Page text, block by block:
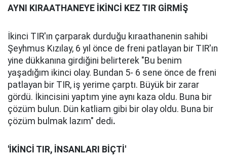
AYNI KIRAATHANEYE İKİNCİ KEZ TIR GİRMİŞ
İkinci TIR'ın çarparak durduğu kıraathanenin sahibi
Şeyhmus Kızılay, 6 yıl önce de freni patlayan bir TIR'ın
yine dükkanına girdiğini belirterek "Bu benim
yaşadığım ikinci olay. Bundan 5- 6 sene önce de freni
patlayan bir TIR, iş yerime çarptı. Büyük bir zarar
gördü. İkincisini yaptım yine aynı kaza oldu. Buna bir
çözüm bulun. Dün katliam gibi bir olay oldu. Buna bir
çözüm bulmak lazım" dedi.
'İKİNCİ TIR, İNSANLARI BİÇTİ'